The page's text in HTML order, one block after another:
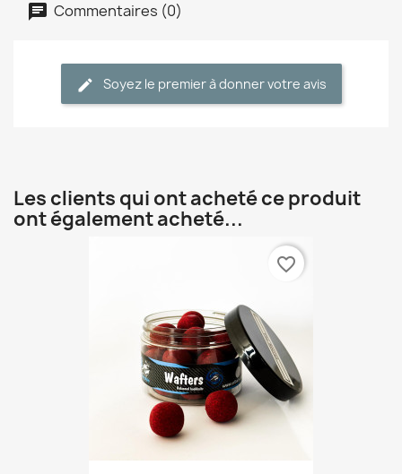
Commentaires (0)
Soyez le premier à donner votre avis
Les clients qui ont acheté ce produit
ont également acheté...
favorite_border